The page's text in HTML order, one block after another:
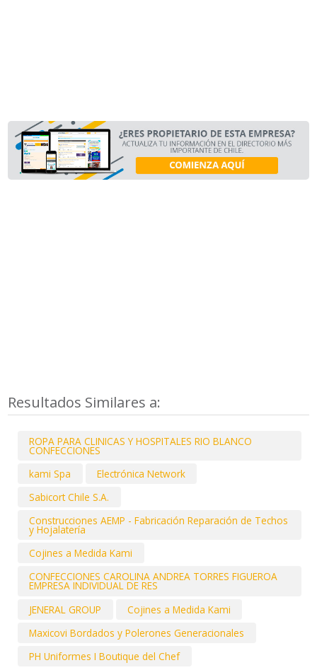
Resultados Similares a:
ROPA PARA CLINICAS Y HOSPITALES RIO BLANCO
CONFECCIONES
kami Spa
Electrónica Network
Sabicort Chile S.A.
Construcciones AEMP - Fabricación Reparación de Techos
y Hojalatería
Cojines a Medida Kami
CONFECCIONES CAROLINA ANDREA TORRES FIGUEROA
EMPRESA INDIVIDUAL DE RES
JENERAL GROUP
Cojines a Medida Kami
Maxicovi Bordados y Polerones Generacionales
PH Uniformes I Boutique del Chef